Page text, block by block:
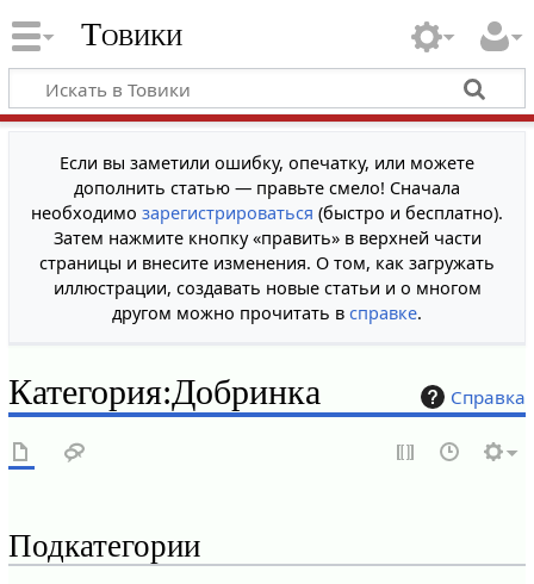
Товики
Если вы заметили ошибку, опечатку, или можете
дополнить статью — правьте смело! Сначала
необходимо зарегистрироваться (быстро и бесплатно).
Затем нажмите кнопку «править» в верхней части
страницы и внесите изменения. О том, как загружать
иллюстрации, создавать новые статьи и о многом
другом можно прочитать в справке.
Справка
Категория:Добринка
Подкатегории